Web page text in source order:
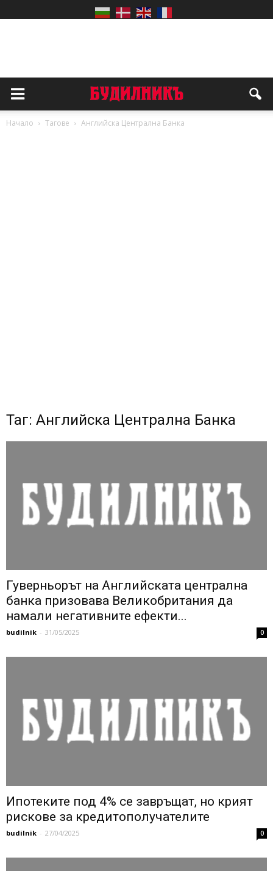
Начало Тагове Английска Централна Банка
Таг: Английска Централна Банка
Гуверньорът на Английската централна
банка призовава Великобритания да
намали негативните ефекти...
budilnik - 31/05/2025 0
Ипотеките под 4% се завръщат, но крият
рискове за кредитополучателите
budilnik - 27/04/2025 0